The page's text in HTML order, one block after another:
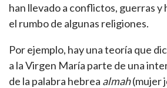
han llevado a conflictos, guerras y
el rumbo de algunas religiones.
Por ejemplo, hay una teoría que
a la Virgen María parte de una
de la palabra hebrea almah(mujer